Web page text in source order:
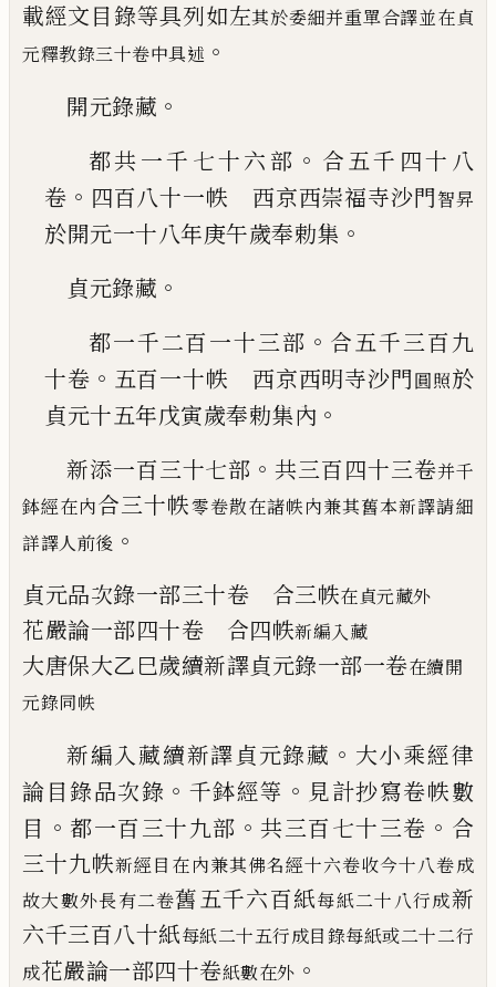
載經文目錄等具列如左其於委細并重單合譯並在貞
元釋教錄三十卷中具述 。
開元錄藏 。
都共一千七十六部 。 合五千四十八
卷 。 四百八十一帙 西京西崇福寺沙門智昇
於開元一十八年庚午歲奉勅集 。
貞元錄藏 。
都一千二百一十三部 。 合五千三百九
十卷 。 五百一十帙 西京西明寺沙門圓照於
貞元十五年戊寅歲奉勅集內 。
新添一百三十七部 。共三百四十三卷并千
鉢經在內合三十帙零卷散在諸帙內兼其舊本新譯請細
詳譯人前後 。
貞元品次錄一部三十卷 合三帙在貞元藏外
花嚴論一部四十卷 合四帙新編入藏
大唐保大乙巳歲續新譯貞元錄一部一卷在續開
元錄同帙
新編入藏續新譯貞元錄藏 。 大小乘經律
論目錄品次錄 。 千鉢經等 。 見計抄寫卷帙數
目 。 都一百三十九部 。共三百七十三卷 。 合
三十九帙新經目在內兼其佛名經十六卷收今十八卷成
故大數外長有二卷舊五千六百紙每紙二十八行成新
六千三百八十紙每紙二十五行成目錄每紙或二十二行
成花嚴論一部四十卷紙數在外 。